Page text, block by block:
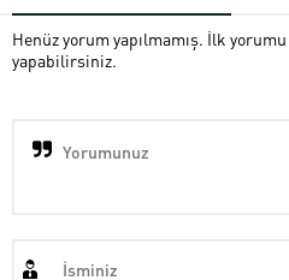
Henüz yorum yapılmamış. İlk
yapabilirsiniz.